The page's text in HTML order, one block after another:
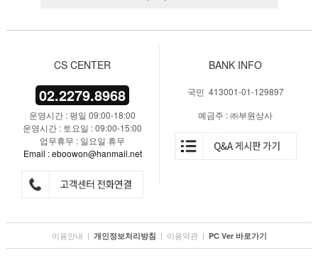
CS CENTER
02.2279.8968
운영시간 : 평일 09:00-18:00
운영시간 : 토요일 : 09:00-15:00
업무휴무 : 일요일 휴무
Email : eboowon@hanmail.net
BANK INFO
국민 413001-01-129897
예금주 : ㈜부원상사
이용안내 | 개인정보처리방침 | 이용약관 | PC Ver 바로가기